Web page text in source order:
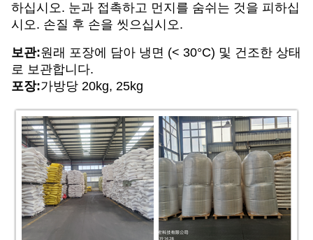
하십시오. 눈과 접촉하고 먼지를 숨쉬는 것을 피하십
시오. 손질 후 손을 씻으십시오.
보관:원래 포장에 담아 냉면 (< 30°C) 및 건조한 상태
로 보관합니다.
포장:가방당 20kg, 25kg